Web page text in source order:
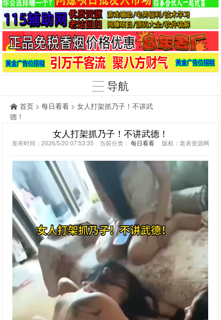
导航
首页 > 每日看看 > 女人打架抓乃子！不讲武
德！
女人打架抓乃子！不讲武德！
发布时间：2026/5/20 07:53:35 当前分类： 每日看看 版权：老表资源网